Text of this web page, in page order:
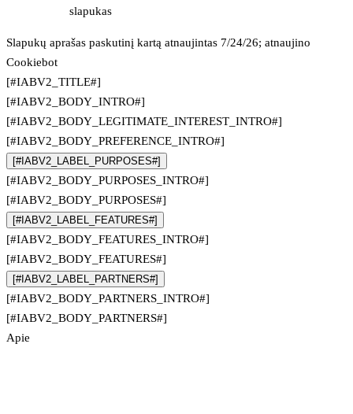
slapukas
Slapukų aprašas paskutinį kartą atnaujintas 7/24/26; atnaujino
Cookiebot
[#IABV2_TITLE#]
[#IABV2_BODY_INTRO#]
[#IABV2_BODY_LEGITIMATE_INTEREST_INTRO#]
[#IABV2_BODY_PREFERENCE_INTRO#]
[#IABV2_LABEL_PURPOSES#]
[#IABV2_BODY_PURPOSES_INTRO#]
[#IABV2_BODY_PURPOSES#]
[#IABV2_LABEL_FEATURES#]
[#IABV2_BODY_FEATURES_INTRO#]
[#IABV2_BODY_FEATURES#]
[#IABV2_LABEL_PARTNERS#]
[#IABV2_BODY_PARTNERS_INTRO#]
[#IABV2_BODY_PARTNERS#]
Apie